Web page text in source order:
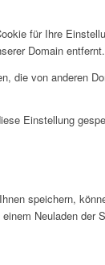
für Ihre
Domain entfernt.
die von anderen
Einstellung
speichern,
Neuladen der